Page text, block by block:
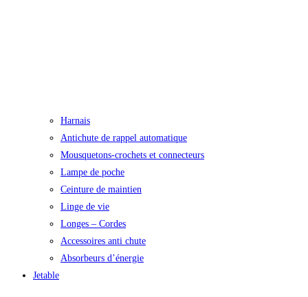
Harnais
Antichute de rappel automatique
Mousquetons-crochets et connecteurs
Lampe de poche
Ceinture de maintien
Linge de vie
Longes – Cordes
Accessoires anti chute
Absorbeurs d’énergie
Jetable